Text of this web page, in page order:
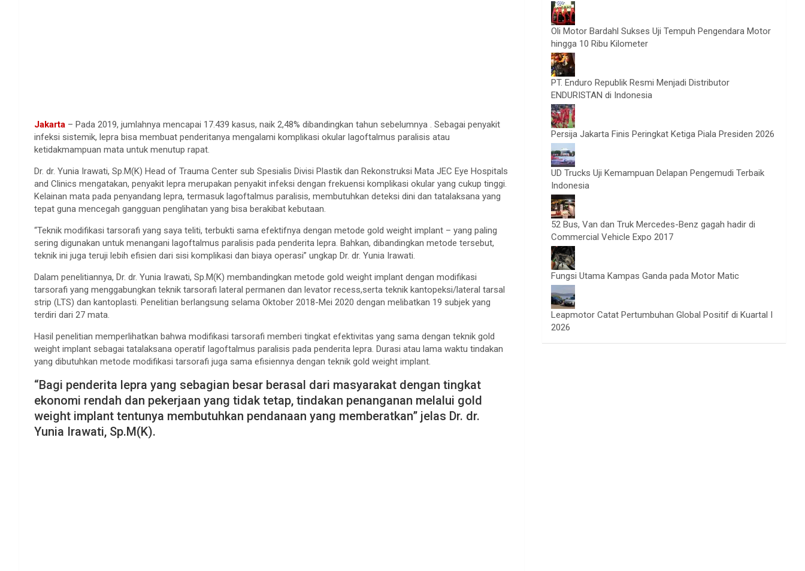
Jakarta – Pada 2019, jumlahnya mencapai 17.439 kasus, naik 2,48% dibandingkan tahun sebelumnya . Sebagai penyakit
infeksi sistemik, lepra bisa membuat penderitanya mengalami komplikasi okular lagoftalmus paralisis atau
ketidakmampuan mata untuk menutup rapat.
Dr. dr. Yunia Irawati, Sp.M(K) Head of Trauma Center sub Spesialis Divisi Plastik dan Rekonstruksi Mata JEC Eye Hospitals
and Clinics mengatakan, penyakit lepra merupakan penyakit infeksi dengan frekuensi komplikasi okular yang cukup tinggi.
Kelainan mata pada penyandang lepra, termasuk lagoftalmus paralisis, membutuhkan deteksi dini dan tatalaksana yang
tepat guna mencegah gangguan penglihatan yang bisa berakibat kebutaan.
“Teknik modifikasi tarsorafi yang saya teliti, terbukti sama efektifnya dengan metode gold weight implant – yang paling
sering digunakan untuk menangani lagoftalmus paralisis pada penderita lepra. Bahkan, dibandingkan metode tersebut,
teknik ini juga teruji lebih efisien dari sisi komplikasi dan biaya operasi” ungkap Dr. dr. Yunia Irawati.
Dalam penelitiannya, Dr. dr. Yunia Irawati, Sp.M(K) membandingkan metode gold weight implant dengan modifikasi
tarsorafi yang menggabungkan teknik tarsorafi lateral permanen dan levator recess,serta teknik kantopeksi/lateral tarsal
strip (LTS) dan kantoplasti. Penelitian berlangsung selama Oktober 2018-Mei 2020 dengan melibatkan 19 subjek yang
terdiri dari 27 mata.
Hasil penelitian memperlihatkan bahwa modifikasi tarsorafi memberi tingkat efektivitas yang sama dengan teknik gold
weight implant sebagai tatalaksana operatif lagoftalmus paralisis pada penderita lepra. Durasi atau lama waktu tindakan
yang dibutuhkan metode modifikasi tarsorafi juga sama efisiennya dengan teknik gold weight implant.
“Bagi penderita lepra yang sebagian besar berasal dari masyarakat dengan tingkat
ekonomi rendah dan pekerjaan yang tidak tetap, tindakan penanganan melalui gold
weight implant tentunya membutuhkan pendanaan yang memberatkan” jelas Dr. dr.
Yunia Irawati, Sp.M(K).
Oli Motor Bardahl Sukses Uji Tempuh Pengendara Motor
hingga 10 Ribu Kilometer
PT. Enduro Republik Resmi Menjadi Distributor
ENDURISTAN di Indonesia
Persija Jakarta Finis Peringkat Ketiga Piala Presiden 2026
UD Trucks Uji Kemampuan Delapan Pengemudi Terbaik
Indonesia
52 Bus, Van dan Truk Mercedes-Benz gagah hadir di
Commercial Vehicle Expo 2017
Fungsi Utama Kampas Ganda pada Motor Matic
Leapmotor Catat Pertumbuhan Global Positif di Kuartal I
2026